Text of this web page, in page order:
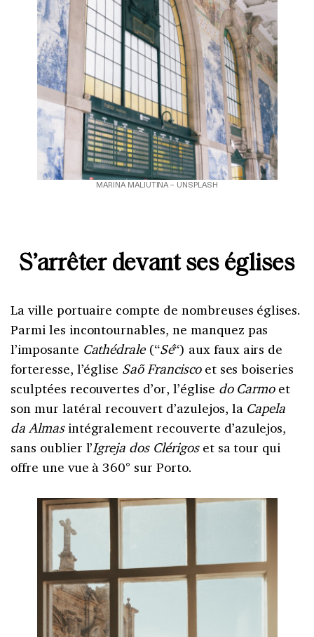
MARINA MALIUTINA – UNSPLASH
S’arrêter devant ses églises
La ville portuaire compte de nombreuses églises.
Parmi les incontournables, ne manquez pas
l’imposante Cathédrale(“Sé“) aux faux airs de
forteresse, l’église Saõ Franciscoet ses boiseries
sculptées recouvertes d’or, l’église do Carmoet
son mur latéral recouvert d’azulejos, la Capela
da Almasintégralement recouverte d’azulejos,
sans oublier l’Igreja dos Clérigoset sa tour qui
offre une vue à 360° sur Porto.